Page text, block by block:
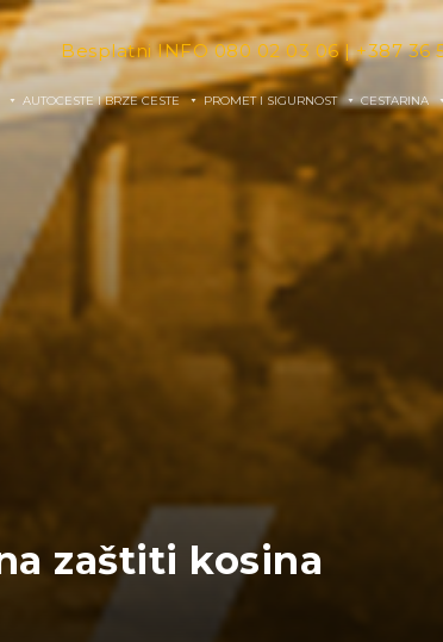
Besplatni INFO080 02 03 06|+387 36
AUTOCESTE I BRZE CESTE PROMET I SIGURNOST CESTARINA
zaštiti kosina